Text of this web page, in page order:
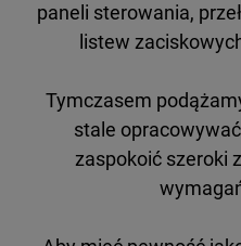
paneli sterowania,
listew
Tymczasem
stale
zaspokoić szeroki